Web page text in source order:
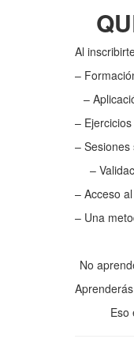
Al
–
–
–
–
–
– Acceso
– Una
No
Eso